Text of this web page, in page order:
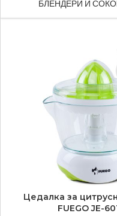
БЛЕНДЕРИ И
Цедалка за
FUEGO JE-